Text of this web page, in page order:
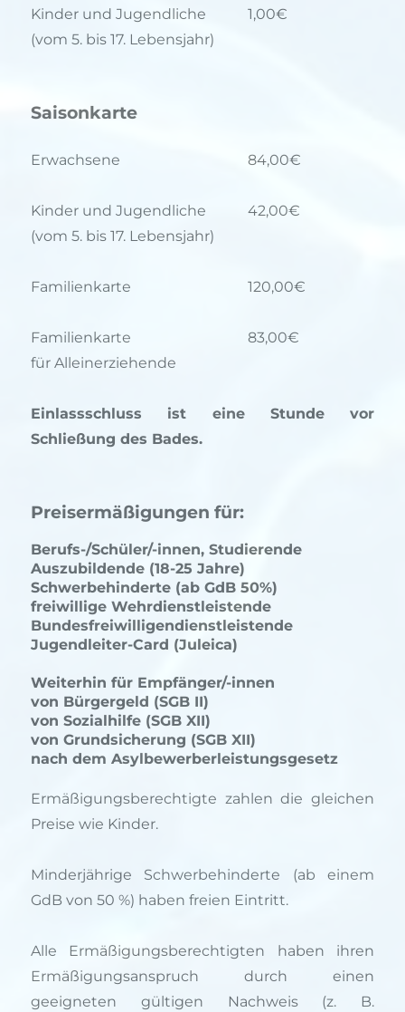
Kinder und Jugendliche
(vom 5. bis 17. Lebensjahr)
1,00€
Saisonkarte
Erwachsene 84,00€
Kinder und Jugendliche
(vom 5. bis 17. Lebensjahr)
42,00€
Familienkarte 120,00€
Familienkarte
für Alleinerziehende
83,00€
Einlassschluss ist eine Stunde vor
Schließung des Bades.
Preisermäßigungen für:
Berufs-/Schüler/-innen, Studierende
Auszubildende (18-25 Jahre)
Schwerbehinderte (ab GdB 50%)
freiwillige Wehrdienstleistende
Bundesfreiwilligendienstleistende
Jugendleiter-Card (Juleica)
Weiterhin für Empfänger/-innen
von Bürgergeld (SGB II)
von Sozialhilfe (SGB XII)
von Grundsicherung (SGB XII)
nach dem Asylbewerberleistungsgesetz
Ermäßigungsberechtigte zahlen die gleichen
Preise wie Kinder.
Minderjährige Schwerbehinderte (ab einem
GdB von 50 %) haben freien Eintritt.
Alle Ermäßigungsberechtigten haben ihren
Ermäßigungsanspruch durch einen
geeigneten gültigen Nachweis (z. B.